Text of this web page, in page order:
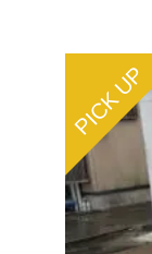
PICK UP